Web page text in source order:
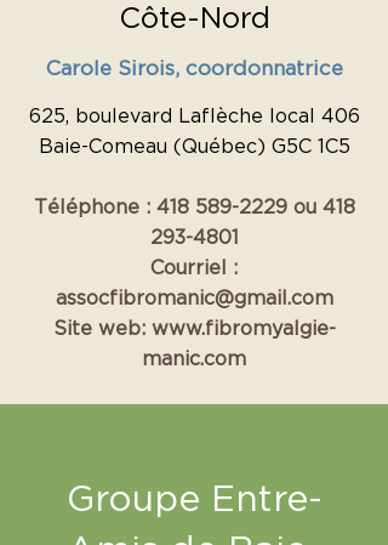
Côte-Nord
Carole Sirois, coordonnatrice
625, boulevard Laflèche local 406
Baie-Comeau (Québec) G5C 1C5
Téléphone : 418 589-2229ou 418
293-4801
​Courriel :
assocfibromanic@gmail.com
Site web: www.fibromyalgie-
manic.com
Groupe Entre-